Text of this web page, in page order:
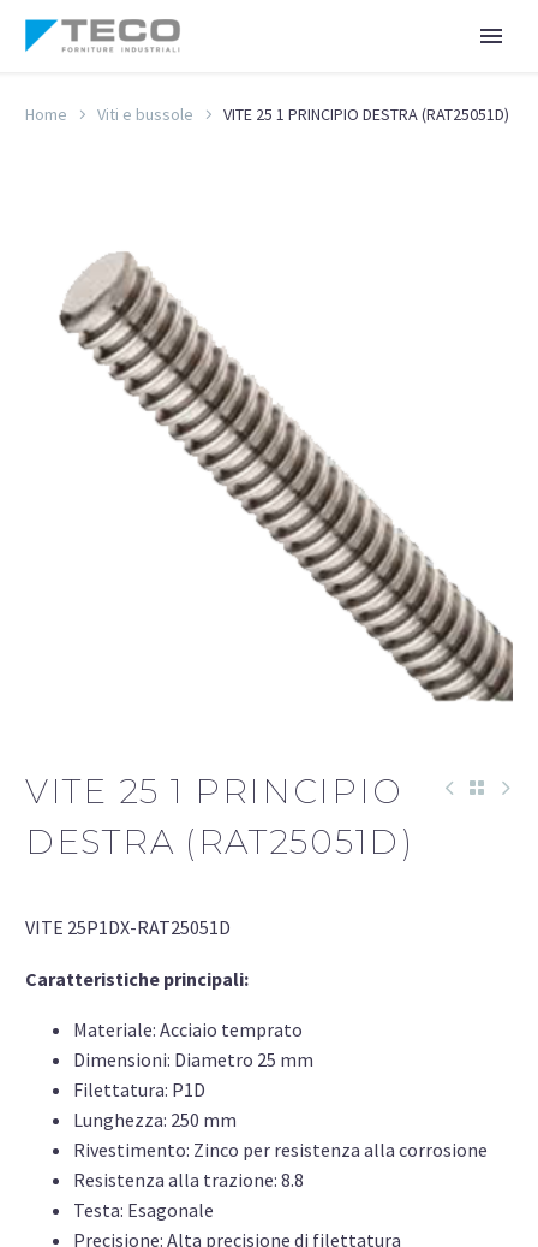
Home Viti e bussole VITE 25 1 PRINCIPIO DESTRA (RAT25051D)
VITE 25 1 PRINCIPIO
DESTRA (RAT25051D)
VITE 25P1DX-RAT25051D
Caratteristiche principali:
Materiale: Acciaio temprato
Dimensioni: Diametro 25 mm
Filettatura: P1D
Lunghezza: 250 mm
Rivestimento: Zinco per resistenza alla corrosione
Resistenza alla trazione: 8.8
Testa: Esagonale
Precisione: Alta precisione di filettatura